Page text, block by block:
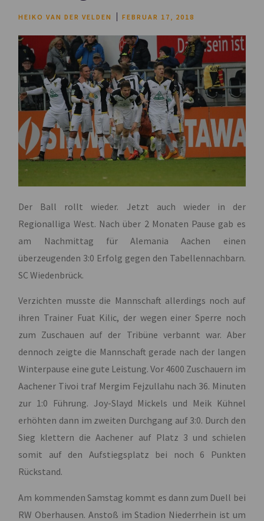
HEIKO VAN DER VELDEN FEBRUAR 17, 2018
Der Ball rollt wieder. Jetzt auch wieder in der
Regionalliga West. Nach über 2 Monaten Pause gab es
am Nachmittag für Alemania Aachen einen
überzeugenden 3:0 Erfolg gegen den Tabellennachbarn.
SC Wiedenbrück.
Verzichten musste die Mannschaft allerdings noch auf
ihren Trainer Fuat Kilic, der wegen einer Sperre noch
zum Zuschauen auf der Tribüne verbannt war. Aber
dennoch zeigte die Mannschaft gerade nach der langen
Winterpause eine gute Leistung. Vor 4600 Zuschauern im
Aachener Tivoi traf Mergim Fejzullahu nach 36. Minuten
zur 1:0 Führung. Joy-Slayd Mickels und Meik Kühnel
erhöhten dann im zweiten Durchgang auf 3:0. Durch den
Sieg klettern die Aachener auf Platz 3 und schielen
somit auf den Aufstiegsplatz bei noch 6 Punkten
Rückstand.
Am kommenden Samstag kommt es dann zum Duell bei
RW Oberhausen. Anstoß im Stadion Niederrhein ist um